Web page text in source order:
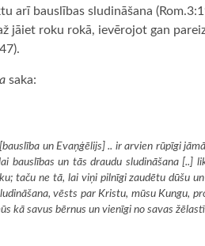
arī bauslības sludināšana
jāiet roku rokā, ievērojot gan
saka:
un Evaņģēlijs] .. ir arvien rūpīgi
bauslības un tās draudu sludināšana
taču ne tā, lai viņi pilnīgi zaudētu dūšu
vēsts par Kristu, mūsu Kungu,
kā savus bērnus un vienīgi no savas